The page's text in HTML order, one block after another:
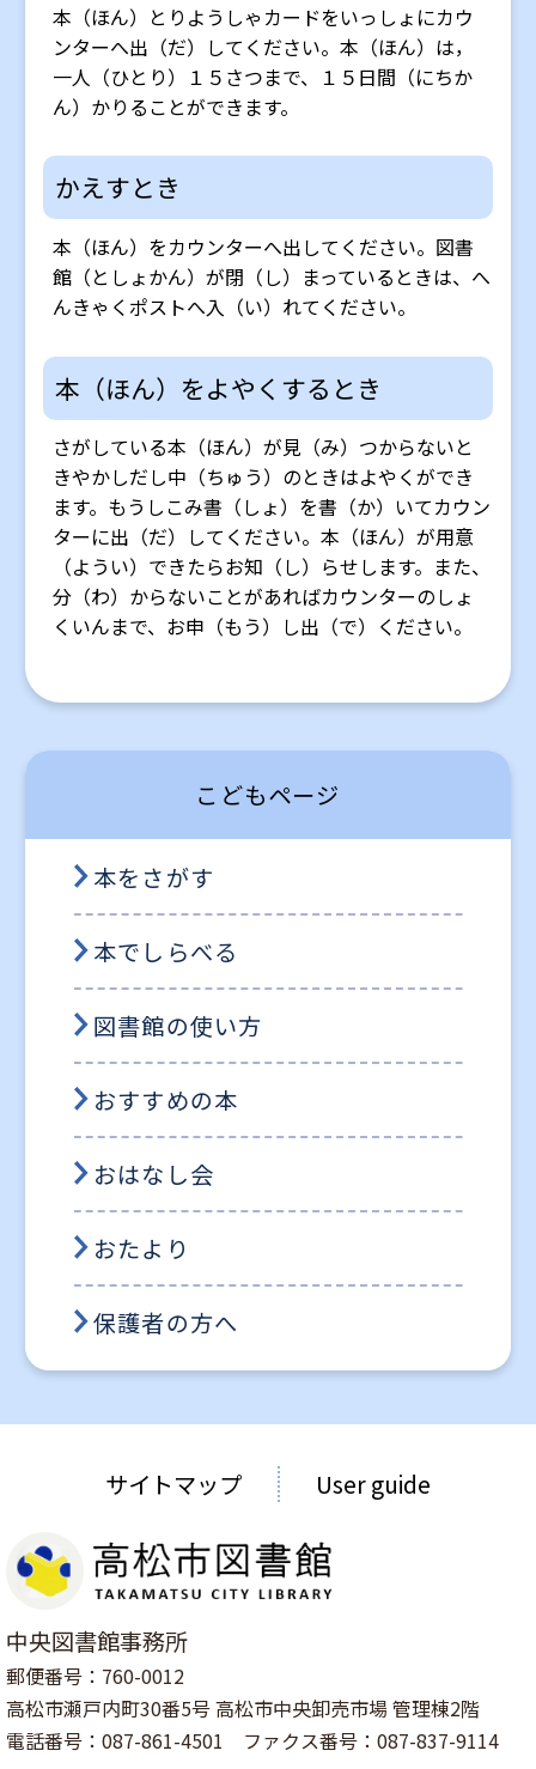
本（ほん）とりようしゃカードをいっしょにカウ
ンターへ出（だ）してください。本（ほん）は，
一人（ひとり）１５さつまで、１５日間（にちか
ん）かりることができます。
かえすとき
本（ほん）をカウンターへ出してください。図書
館（としょかん）が閉（し）まっているときは、へ
んきゃくポストへ入（い）れてください。
本（ほん）をよやくするとき
さがしている本（ほん）が見（み）つからないと
きやかしだし中（ちゅう）のときはよやくができ
ます。もうしこみ書（しょ）を書（か）いてカウン
ターに出（だ）してください。本（ほん）が用意
（ようい）できたらお知（し）らせします。また、
分（わ）からないことがあればカウンターのしょ
くいんまで、お申（もう）し出（で）ください。
こどもページ
本をさがす
本でしらべる
図書館の使い方
おすすめの本
おはなし会
おたより
保護者の方へ
サイトマップ User guide
中央図書館事務所
郵便番号：760-0012
高松市瀬戸内町30番5号 高松市中央卸売市場 管理棟2階
電話番号：087-861-4501 ファクス番号：087-837-9114